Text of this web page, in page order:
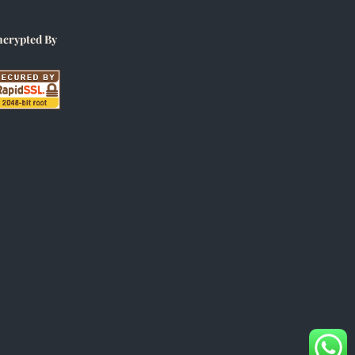
By